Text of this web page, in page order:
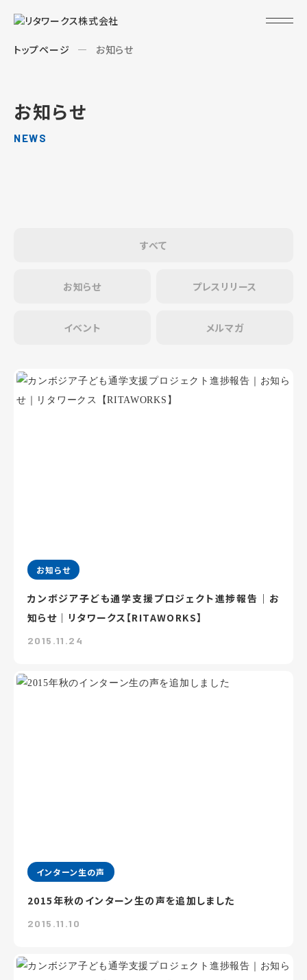
トップページ お知らせ
お知らせ
NEWS
すべて
お知らせ プレスリリース
イベント メルマガ
お知らせ
カンボジア子ども通学支援プロジェクト進捗報告｜お
知らせ｜リタワークス【RITAWORKS】
2015.11.24
インターン生の声
2015年秋のインターン生の声を追加しました
2015.11.10